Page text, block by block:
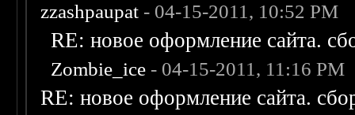
zzashpaupat - 04-15-2011, 10:52 PM
RE: новое оформление сайта.
Zombie_ice - 04-15-2011, 11:16 PM
RE: новое оформление сайта.